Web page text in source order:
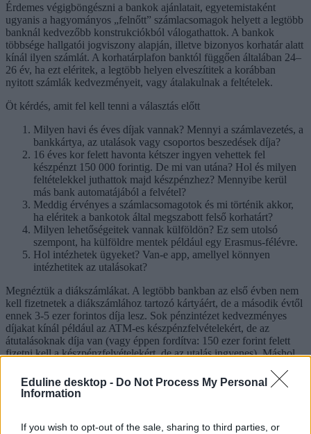
Eduline desktop - Do Not Process My Personal
Information
If you wish to opt-out of the sale, sharing to third parties, or
Érdemes végigböngészni a bankok ajánlatait, egyetemistaként
ugyanis a hagyományos „felnőtt” számlacsomagok helyett a legtöbb
banknál kedvezőbb konstrukciókból válogathattok. A bankok
többsége hallgatói jogviszony alapján, illetve bizonyos korhatár alatt
kínál ilyen számlát. A korhatárplafon banktól függően általában 24–
26 év, ha ezt eléritek, a legtöbb helyen elveszítitek a korábban
nyitott számlák kedvezményeit, vagy átalakulnak a feltételek.
Öt kérdés, amit fel kell tenni a választás előtt
Milyen havi és éves díjak vannak? Mennyi a számlavezetés, a
bankkártya, az utalások vagy csoportos beszedések díja?
16 éves kor felett havonta kétszer ingyen vehettek fel
készpénzt 150 000 forintig. De mi van utána? Hol és milyen
feltételekkel juthattok majd készpénzhez? Mennyibe kerül
más bank automatájából a felvétel?
Meddig érvényes a számlacsomagotok és mi történik akkor,
ha eléritek a bankotok által megszabott felső korhatárt?
Milyen lehetőségeitek vannak külföldön? Ez sem utolsó
szempont, ha külföldre mentek például egy Erasmus-félévre.
Hol intézhetek ügyeket? Van-e app, amellyel könnyen
intézhetitek az utalásokat?
Megnéztük a diákszámlákat. A legtöbb bankban az első évben nem
kell fizetnetek a diákszámlához tartozó kártyáért, de a második évtől
ennek 3-5 ezer forintos díja lesz. Sok pénzintézet kedvezményes
díjakat kínál például az ATM-es készpénzfelvételekért, de az
átutalásoknak díja van (vagy éppen fordítva: 150 ezer forint felett
fizetni kell a készpénzfelvételekért, de az utalás ingyenes). Máshol
azonban az első év után változhatnak a kondíciók: fizetni kell a
csoportos beszedésekért és a bankon belüli utalásokért is.
Mennyibe kerül a készpénzfelvétel?